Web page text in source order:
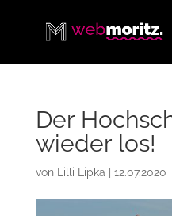
Der
wieder los!
von Lilli Lipka 12.07.2020